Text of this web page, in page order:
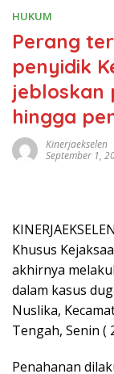
HUKUM
Perang
penyidik
jebloskan
hingga
Kinerjaekselen
September 1,
Khusus
akhirnya
dalam kasus
Nuslika,
Tengah, Senin (
Penahanan